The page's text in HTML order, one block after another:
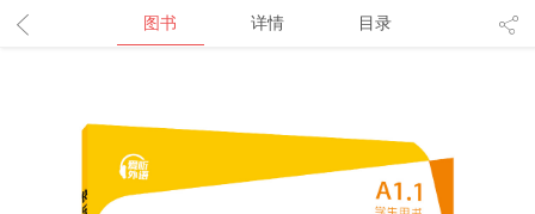
图书 详情 目录